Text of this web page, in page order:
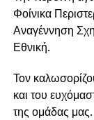
Φοίνικα
Αναγέννηση
Εθνική.
Τον
και του
της ομάδας μας.